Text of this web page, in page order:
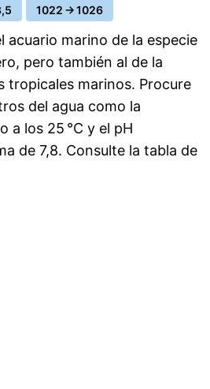
1022 → 1026
acuario marino de la especie
pero también al de la
tropicales marinos. Procure
del agua como la
a los 25 °C y el pH
de 7,8. Consulte la tabla de